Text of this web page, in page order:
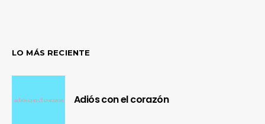
LO MÁS RECIENTE
Adiós con el corazón